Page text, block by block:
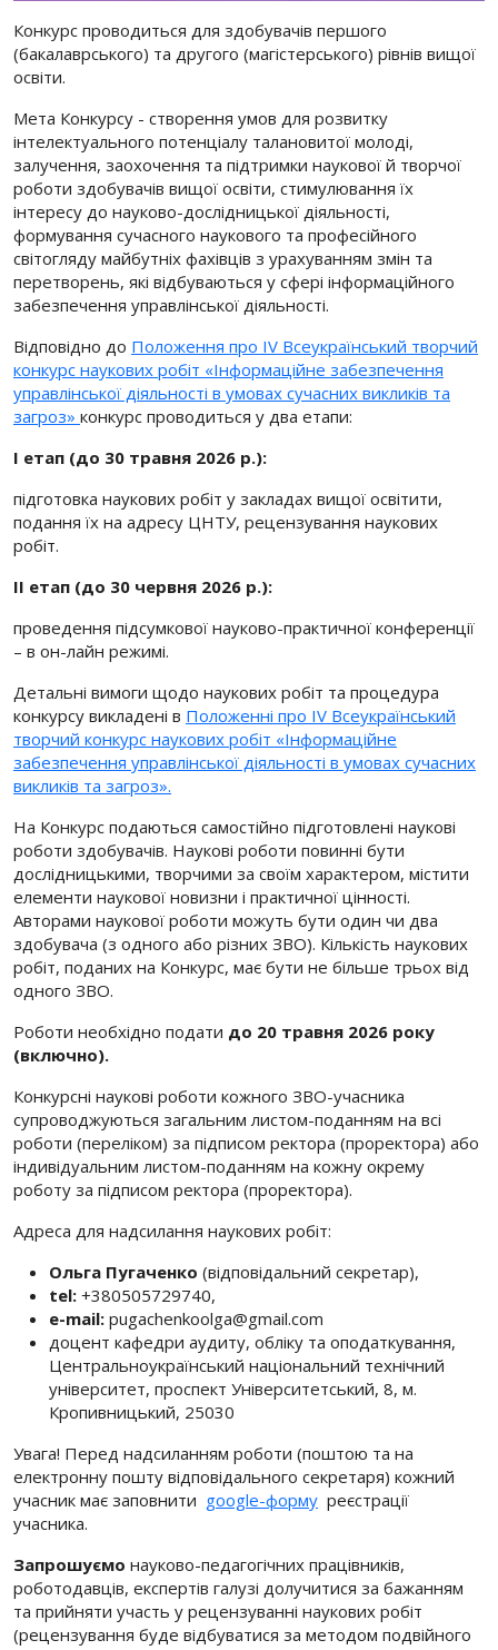
Конкурс проводиться для здобувачів першого
(бакалаврського) та другого (магістерського) рівнів вищої
освіти.
Мета Конкурсу - створення умов для розвитку
інтелектуального потенціалу талановитої молоді,
залучення, заохочення та підтримки наукової й творчої
роботи здобувачів вищої освіти, стимулювання їх
інтересу до науково-дослідницької діяльності,
формування сучасного наукового та професійного
світогляду майбутніх фахівців з урахуванням змін та
перетворень, які відбуваються у сфері інформаційного
забезпечення управлінської діяльності.
Відповідно до Положення про IV Всеукраїнський творчий
конкурс наукових робіт «Інформаційне забезпечення
управлінської діяльності в умовах сучасних викликів та
загроз» конкурс проводиться у два етапи:
І етап (до 30 травня 2026 р.):
підготовка наукових робіт у закладах вищої освітити,
подання їх на адресу ЦНТУ, рецензування наукових
робіт.
ІІ етап (до 30 червня 2026 р.):
проведення підсумкової науково-практичної конференції
– в он-лайн режимі.
Детальні вимоги щодо наукових робіт та процедура
конкурсу викладені в Положенні про IV Всеукраїнський
творчий конкурс наукових робіт «Інформаційне
забезпечення управлінської діяльності в умовах сучасних
викликів та загроз».
На Конкурс подаються самостійно підготовлені наукові
роботи здобувачів. Наукові роботи повинні бути
дослідницькими, творчими за своїм характером, містити
елементи наукової новизни і практичної цінності.
Авторами наукової роботи можуть бути один чи два
здобувача (з одного або різних ЗВО). Кількість наукових
робіт, поданих на Конкурс, має бути не більше трьох від
одного ЗВО.
Роботи необхідно подати до 20 травня 2026 року
(включно).
Конкурсні наукові роботи кожного ЗВО-учасника
супроводжуються загальним листом-поданням на всі
роботи (переліком) за підписом ректора (проректора) або
індивідуальним листом-поданням на кожну окрему
роботу за підписом ректора (проректора).
Адреса для надсилання наукових робіт:
Ольга Пугаченко (відповідальний секретар),
tel: +380505729740,
e-mail: pugachenkoolga@gmail.com
доцент кафедри аудиту, обліку та оподаткування,
Центральноукраїнський національний технічний
університет, проспект Університетський, 8, м.
Кропивницький, 25030
Увага! Перед надсиланням роботи (поштою та на
електронну пошту відповідального секретаря) кожний
учасник має заповнити google-форму реєстрації
учасника.
Запрошуємо науково-педагогічних працівників,
роботодавців, експертів галузі долучитися за бажанням
та прийняти участь у рецензуванні наукових робіт
(рецензування буде відбуватися за методом подвійного